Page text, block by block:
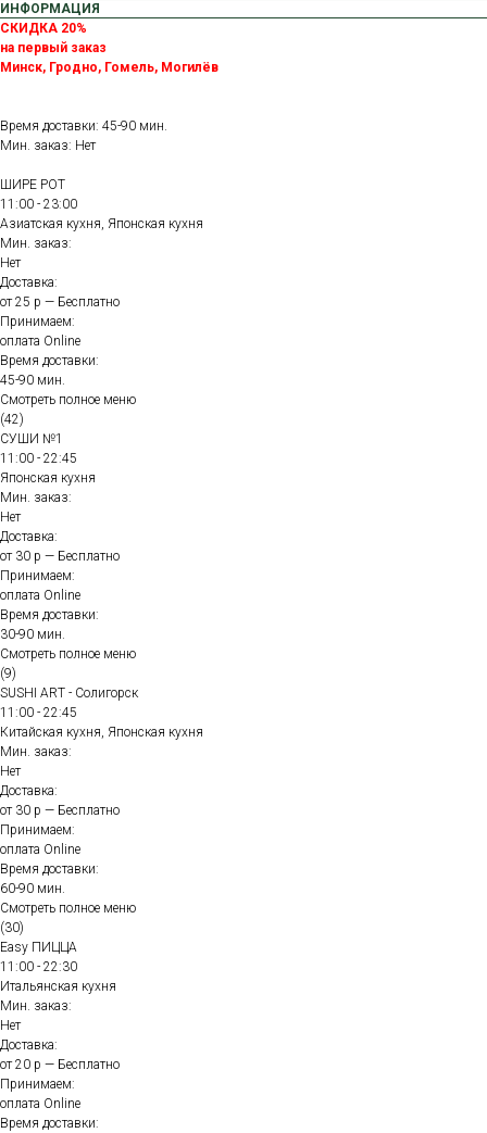
ИНФОРМАЦИЯ
СКИДКА 20%
на первый заказ
Минск, Гродно, Гомель, Могилёв
Время доставки: 45-90 мин.
Мин. заказ: Нет
ШИРЕ РОТ
11:00 - 23:00
Азиатская кухня, Японская кухня
Мин. заказ:
Нет
Доставка:
от 25 р — Бесплатно
Принимаем:
оплата Online
Время доставки:
45-90 мин.
Смотреть полное меню
(42)
СУШИ №1
11:00 - 22:45
Японская кухня
Мин. заказ:
Нет
Доставка:
от 30 р — Бесплатно
Принимаем:
оплата Online
Время доставки:
30-90 мин.
Смотреть полное меню
(9)
SUSHI ART - Солигорск
11:00 - 22:45
Китайская кухня, Японская кухня
Мин. заказ:
Нет
Доставка:
от 30 р — Бесплатно
Принимаем:
оплата Online
Время доставки:
60-90 мин.
Смотреть полное меню
(30)
Easy ПИЦЦА
11:00 - 22:30
Итальянская кухня
Мин. заказ:
Нет
Доставка:
от 20 р — Бесплатно
Принимаем:
оплата Online
Время доставки: